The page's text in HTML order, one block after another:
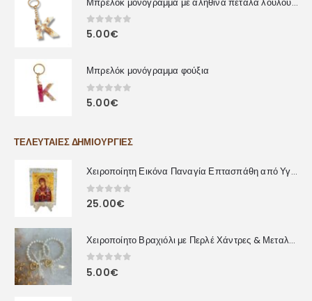
0 out of 5
5.00€
Μπρελόκ μονόγραμμα φούξια
0 out of 5
5.00€
ΤΕΛΕΥΤΑΊΕΣ ΔΗΜΙΟΥΡΓΊΕΣ
Χειροποίητη Εικόνα Παναγία Επτασπάθη από Υγρό Γυαλί
0out of 5
25.00€
Χειροποίητο Βραχιόλι με Περλέ Χάντρες & Μεταλλική Καρδιά
0 out of 5
5.00€